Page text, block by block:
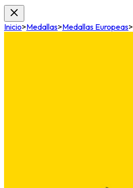
Inicio>Medallas>Medallas Europeas>